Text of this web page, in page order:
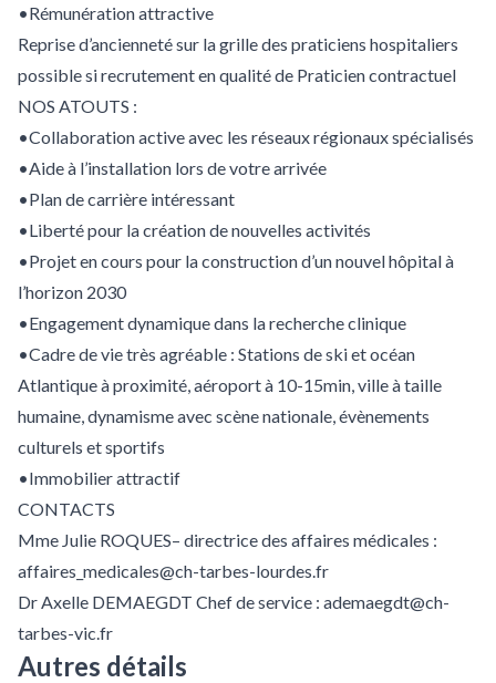
•Rémunération attractive
Reprise d’ancienneté sur la grille des praticiens hospitaliers
possible si recrutement en qualité de Praticien contractuel
NOS ATOUTS :
•Collaboration active avec les réseaux régionaux spécialisés
•Aide à l’installation lors de votre arrivée
•Plan de carrière intéressant
•Liberté pour la création de nouvelles activités
•Projet en cours pour la construction d’un nouvel hôpital à
l’horizon 2030
•Engagement dynamique dans la recherche clinique
•Cadre de vie très agréable : Stations de ski et océan
Atlantique à proximité, aéroport à 10-15min, ville à taille
humaine, dynamisme avec scène nationale, évènements
culturels et sportifs
•Immobilier attractif
CONTACTS
Mme Julie ROQUES– directrice des affaires médicales :
affaires_medicales@ch-tarbes-lourdes.fr
Dr Axelle DEMAEGDT Chef de service : ademaegdt@ch-
tarbes-vic.fr
Autres détails